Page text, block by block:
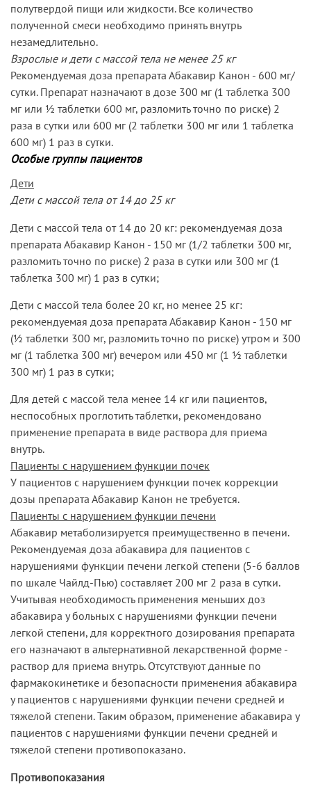
полутвердой пищи или жидкости. Все количество
полученной смеси необходимо принять внутрь
незамедлительно.
Взрослые и дети с массой тела не менее 25 кг
Рекомендуемая доза препарата Абакавир Канон - 600 мг/
сутки. Препарат назначают в дозе 300 мг (1 таблетка 300
мг или ½ таблетки 600 мг, разломить точно по риске) 2
раза в сутки или 600 мг (2 таблетки 300 мг или 1 таблетка
600 мг) 1 раз в сутки.
Особые группы пациентов
Дети
Дети с массой тела от 14 до 25 кг
Дети с массой тела от 14 до 20 кг: рекомендуемая доза
препарата Абакавир Канон - 150 мг (1/2 таблетки 300 мг,
разломить точно по риске) 2 раза в сутки или 300 мг (1
таблетка 300 мг) 1 раз в сутки;
Дети с массой тела более 20 кг, но менее 25 кг:
рекомендуемая доза препарата Абакавир Канон - 150 мг
(½ таблетки 300 мг, разломить точно по риске) утром и 300
мг (1 таблетка 300 мг) вечером или 450 мг (1 ½ таблетки
300 мг) 1 раз в сутки;
Для детей с массой тела менее 14 кг или пациентов,
неспособных проглотить таблетки, рекомендовано
применение препарата в виде раствора для приема
внутрь.
Пациенты с нарушением функции почек
У пациентов с нарушением функции почек коррекции
дозы препарата Абакавир Канон не требуется.
Пациенты с нарушением функции печени
Абакавир метаболизируется преимущественно в печени.
Рекомендуемая доза абакавира для пациентов с
нарушениями функции печени легкой степени (5-6 баллов
по шкале Чайлд-Пью) составляет 200 мг 2 раза в сутки.
Учитывая необходимость применения меньших доз
абакавира у больных с нарушениями функции печени
легкой степени, для корректного дозирования препарата
его назначают в альтернативной лекарственной форме -
раствор для приема внутрь. Отсутствуют данные по
фармакокинетике и безопасности применения абакавира
у пациентов с нарушениями функции печени средней и
тяжелой степени. Таким образом, применение абакавира у
пациентов с нарушениями функции печени средней и
тяжелой степени противопоказано.
Противопоказания